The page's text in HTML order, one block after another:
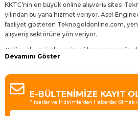
KKTC’nin en büyük online alışveriş sitesi
yılından bu yana hizmet veriyor. Asel
faaliyet gösteren Teknogoldonline.com,
alışveriş sektörüne yön veriyor.
Online alışveriş deneyimini her geçen gün
dijitalleşen dünyanın gereklerine uygun
hizmetleri daha da avantajlı kılan
ziyaretçilerine bol çeşit, uygun fiyat, hızlı
sunuyor.
Bugün 30'dan fazla kategori içinde
Devamını Göster
E-BÜLTENİMİZE KAYIT
Fırsatlar ve İndirimlerden Haberdar Olmak